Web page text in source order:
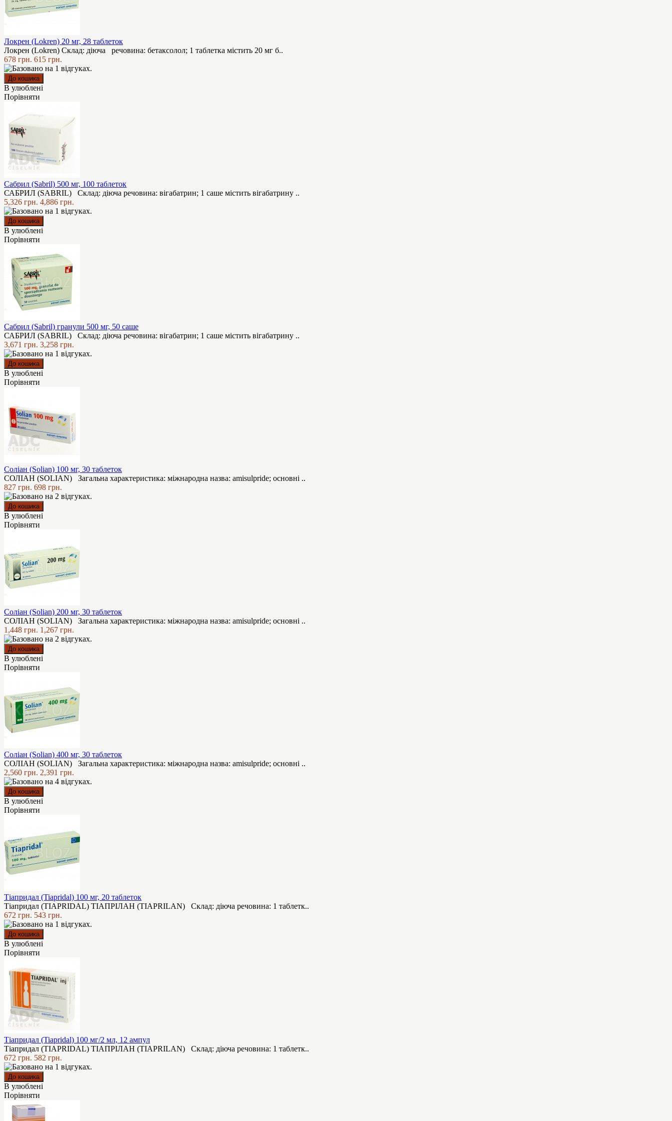
Локрен (Lokren) 20 мг, 28 таблеток
Локрен (Lokren) Склад: діюча речовина: бетаксолол; 1 таблетка містить 20 мг б..
678 грн. 615 грн.
В улюблені
Порівняти
Сабрил (Sabril) 500 мг, 100 таблеток
САБРИЛ (SABRIL) Склад: діюча речовина: вігабатрин; 1 саше містить вігабатрину ..
5,326 грн. 4,886 грн.
В улюблені
Порівняти
Сабрил (Sabril) гранули 500 мг, 50 саше
САБРИЛ (SABRIL) Склад: діюча речовина: вігабатрин; 1 саше містить вігабатрину ..
3,671 грн. 3,258 грн.
В улюблені
Порівняти
Соліан (Solian) 100 мг, 30 таблеток
СОЛІАН (SOLIAN) Загальна характеристика: міжнародна назва: аmisulpride; основні ..
827 грн. 698 грн.
В улюблені
Порівняти
Соліан (Solian) 200 мг, 30 таблеток
СОЛІАН (SOLIAN) Загальна характеристика: міжнародна назва: аmisulpride; основні ..
1,448 грн. 1,267 грн.
В улюблені
Порівняти
Соліан (Solian) 400 мг, 30 таблеток
СОЛІАН (SOLIAN) Загальна характеристика: міжнародна назва: аmisulpride; основні ..
2,560 грн. 2,391 грн.
В улюблені
Порівняти
Тіапридал (Tiapridal) 100 мг, 20 таблеток
Тіапридал (TIAPRIDAL) ТІАПРІЛАН (TIAPRILAN) Склад: діюча речовина: 1 таблетк..
672 грн. 543 грн.
В улюблені
Порівняти
Тіапридал (Tiapridal) 100 мг/2 мл, 12 ампул
Тіапридал (TIAPRIDAL) ТІАПРІЛАН (TIAPRILAN) Склад: діюча речовина: 1 таблетк..
672 грн. 582 грн.
В улюблені
Порівняти